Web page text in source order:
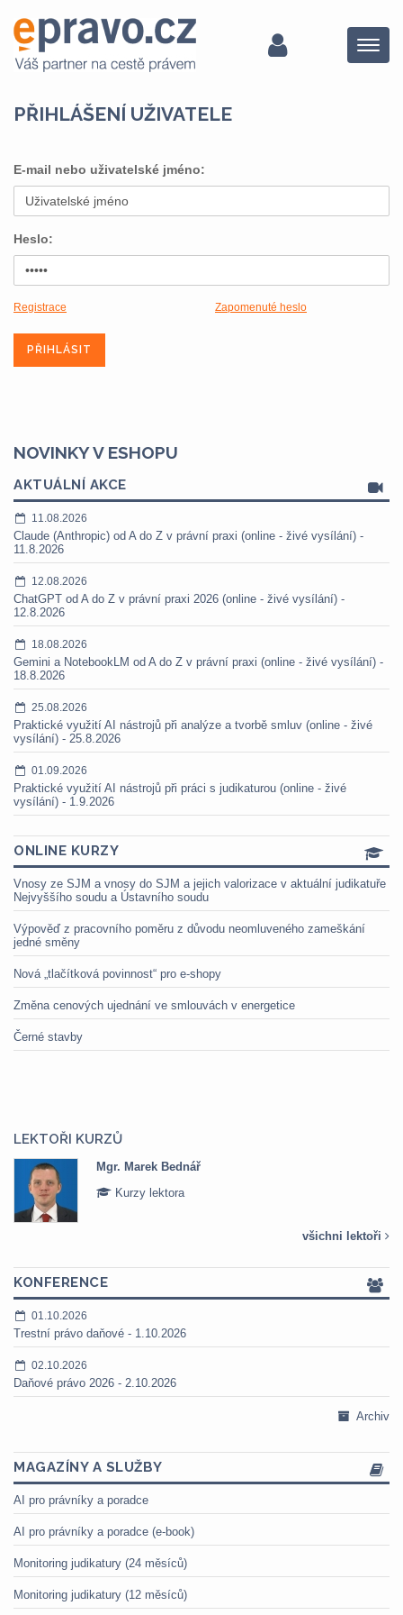
Menu
PŘIHLÁŠENÍ UŽIVATELE
E-mail nebo uživatelské jméno:
Heslo:
Registrace Zapomenuté heslo
NOVINKY V ESHOPU
AKTUÁLNÍ AKCE
11.08.2026
Claude (Anthropic) od A do Z v právní praxi (online - živé vysílání) -
11.8.2026
12.08.2026
ChatGPT od A do Z v právní praxi 2026 (online - živé vysílání) -
12.8.2026
18.08.2026
Gemini a NotebookLM od A do Z v právní praxi (online - živé vysílání) -
18.8.2026
25.08.2026
Praktické využití AI nástrojů při analýze a tvorbě smluv (online - živé
vysílání) - 25.8.2026
01.09.2026
Praktické využití AI nástrojů při práci s judikaturou (online - živé
vysílání) - 1.9.2026
ONLINE KURZY
Vnosy ze SJM a vnosy do SJM a jejich valorizace v aktuální judikatuře
Nejvyššího soudu a Ústavního soudu
Výpověď z pracovního poměru z důvodu neomluveného zameškání
jedné směny
Nová „tlačítková povinnost“ pro e-shopy
Změna cenových ujednání ve smlouvách v energetice
Černé stavby
LEKTOŘI KURZŮ
Mgr. Marek Bednář
Kurzy lektora
všichni lektoři
KONFERENCE
01.10.2026
Trestní právo daňové - 1.10.2026
02.10.2026
Daňové právo 2026 - 2.10.2026
Archiv
MAGAZÍNY A SLUŽBY
AI pro právníky a poradce
AI pro právníky a poradce (e-book)
Monitoring judikatury (24 měsíců)
Monitoring judikatury (12 měsíců)